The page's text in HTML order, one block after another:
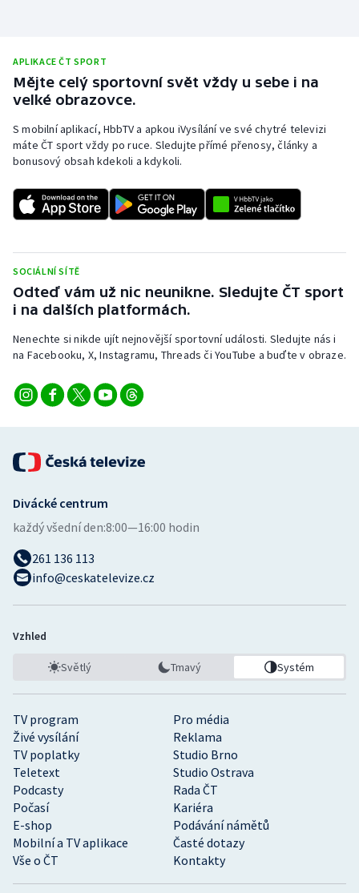
APLIKACE ČT SPORT
Mějte celý sportovní svět vždy u sebe i na
velké obrazovce.
S mobilní aplikací, HbbTV a apkou iVysílání ve své chytré televizi
máte ČT sport vždy po ruce. Sledujte přímé přenosy, články a
bonusový obsah kdekoli a kdykoli.
SOCIÁLNÍ SÍTĚ
Odteď vám už nic neunikne. Sledujte ČT sport
i na dalších platformách.
Nenechte si nikde ujít nejnovější sportovní události. Sledujte nás i
na Facebooku, X, Instagramu, Threads či YouTube a buďte v obraze.
TV program
Pro média
Živé vysílání
Reklama
TV poplatky
Studio Brno
Teletext
Studio Ostrava
Podcasty
Rada ČT
Počasí
Kariéra
E-shop
Podávání námětů
Mobilní a TV aplikace
Časté dotazy
Vše o ČT
Kontakty
Divácké centrum
každý všední den:8:00—16:00 hodin
261 136 113
info@ceskatelevize.cz
Vzhled
Světlý Tmavý Systém